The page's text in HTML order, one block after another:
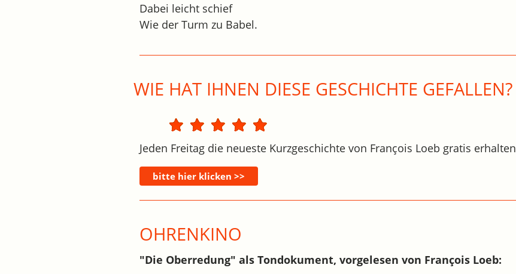
Dabei leicht schief
Wie der Turm zu Babel.
WIE HAT IHNEN DIESE GESCHICHTE GEFALLEN?
Jeden Freitag die neueste Kurzgeschichte von François Loeb gratis erhalten
OHRENKINO
"Die Oberredung" als Tondokument, vorgelesen von François Loeb: